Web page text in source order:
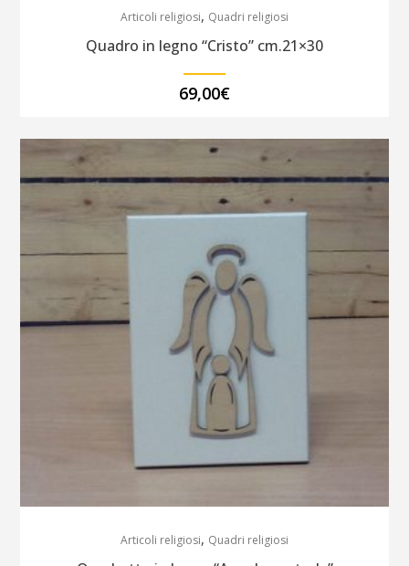
Articoli religiosi, Quadri religiosi
Quadro in legno “Cristo” cm.21×30
69,00€
Articoli religiosi, Quadri religiosi